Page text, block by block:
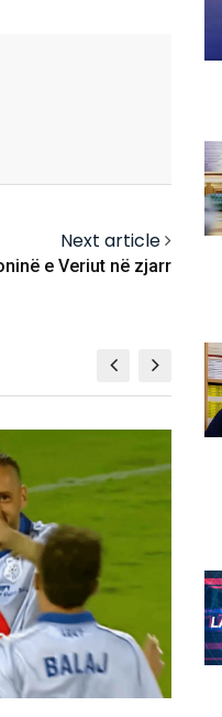
Next article
e Veriut në zjarr